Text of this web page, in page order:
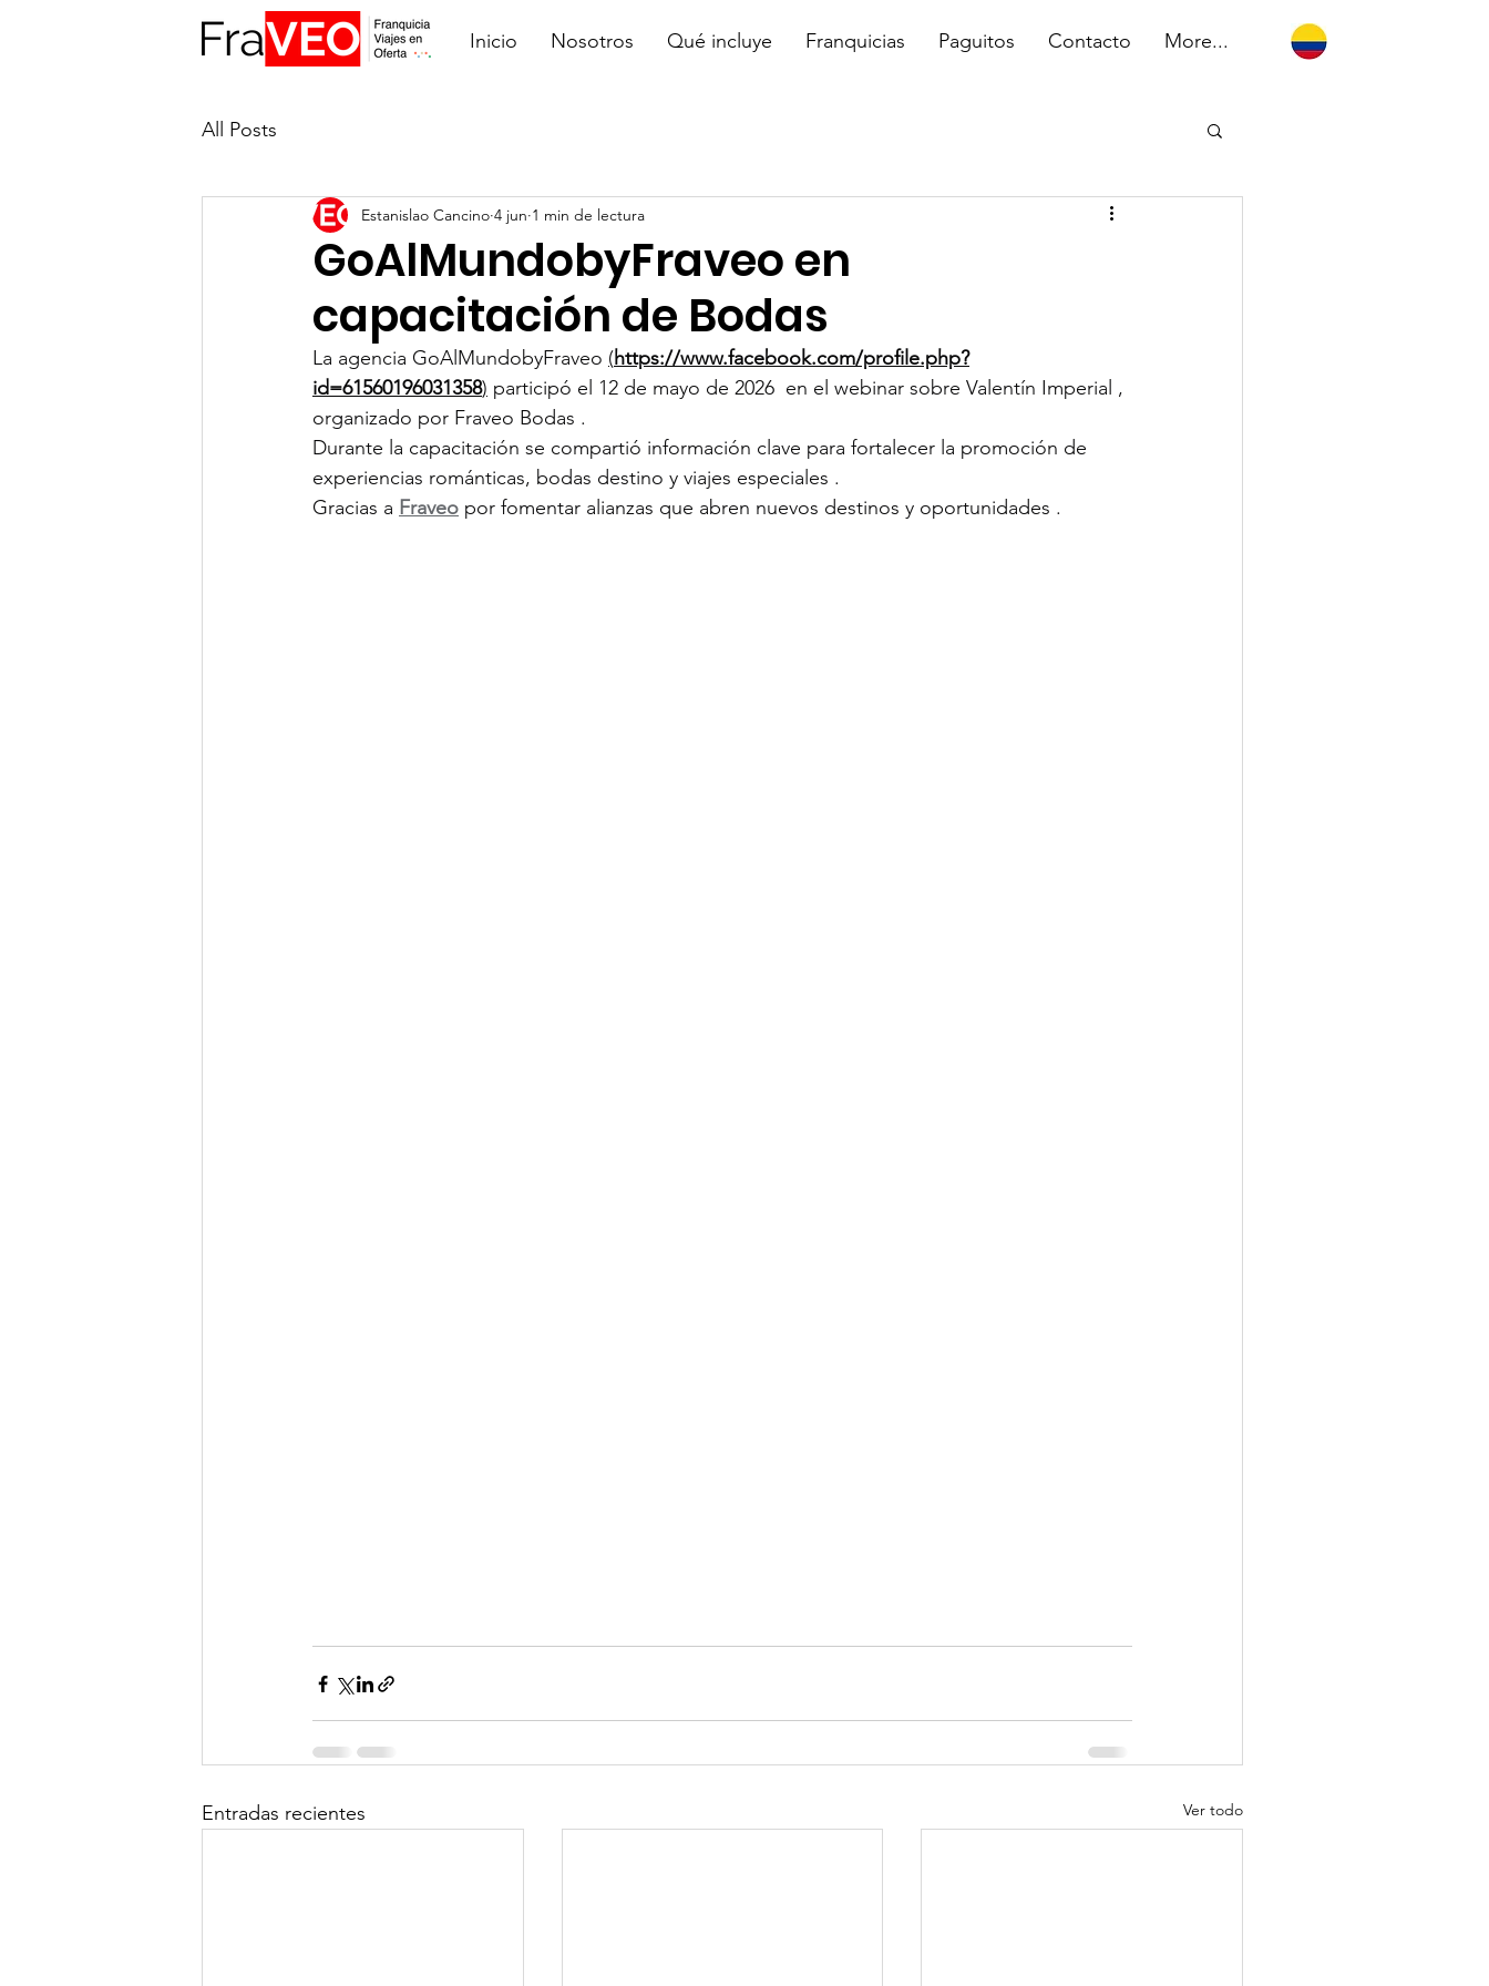
Inicio Nosotros Qué incluye Franquicias Paguitos Contacto More...
All Posts
GoAlMundobyFraveo en
capacitación de Bodas
Estanislao Cancino 4 jun 1 min de lectura
La agencia GoAlMundobyFraveo (https://www.facebook.com/profile.php?
id=61560196031358) participó el 12 de mayo de 2026  en el webinar sobre Valentín Imperial ,
organizado por Fraveo Bodas .
Durante la capacitación se compartió información clave para fortalecer la promoción de
experiencias románticas, bodas destino y viajes especiales .
Gracias a Fraveo por fomentar alianzas que abren nuevos destinos y oportunidades .
Entradas recientes Ver todo